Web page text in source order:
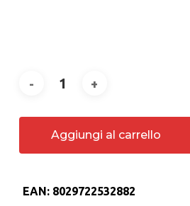
Aggiungi al carrello
EAN: 8029722532882